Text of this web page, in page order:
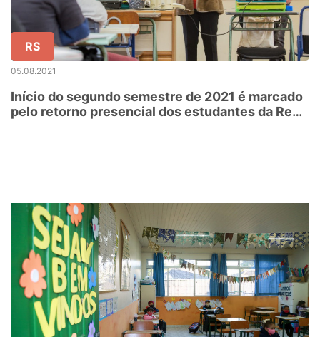
RS
05.08.2021
Início do segundo semestre de 2021 é marcado
pelo retorno presencial dos estudantes da Rede